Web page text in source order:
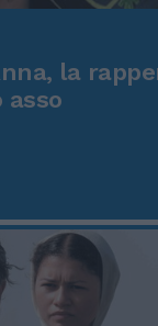
la
asso